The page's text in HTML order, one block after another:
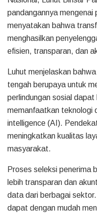
pandangannya mengenai
menyatakan bahwa
menghasilkan
efisien, transparan, dan
Luhut menjelaskan
tengah berupaya untuk
perlindungan sosial
memanfaatkan teknologi
intelligence (AI).
meningkatkan kualitas
masyarakat.
Proses seleksi penerima
lebih transparan dan
data dari berbagai
dapat dengan mudah